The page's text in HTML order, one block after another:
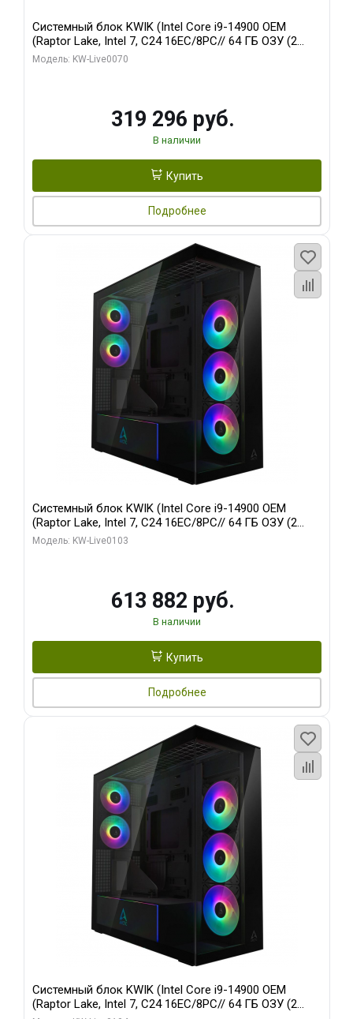
Системный блок KWIK (Intel Core i9-14900 OEM
(Raptor Lake, Intel 7, C24 16EC/8PC// 64 ГБ ОЗУ (2
модуля)/ Gigabyte RTX5080 XTREME WATERFORCE
Модель: KW-Live0070
319 296 руб.
В наличии
Купить
Подробнее
Системный блок KWIK (Intel Core i9-14900 OEM
(Raptor Lake, Intel 7, C24 16EC/8PC// 64 ГБ ОЗУ (2
модуля)/ Afox RTX4090 24GB GDDR6X 384-Bit 3xDP
Модель: KW-Live0103
613 882 руб.
В наличии
Купить
Подробнее
Системный блок KWIK (Intel Core i9-14900 OEM
(Raptor Lake, Intel 7, C24 16EC/8PC// 64 ГБ ОЗУ (2